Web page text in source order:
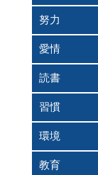
努力
愛情
読書
習慣
環境
教育